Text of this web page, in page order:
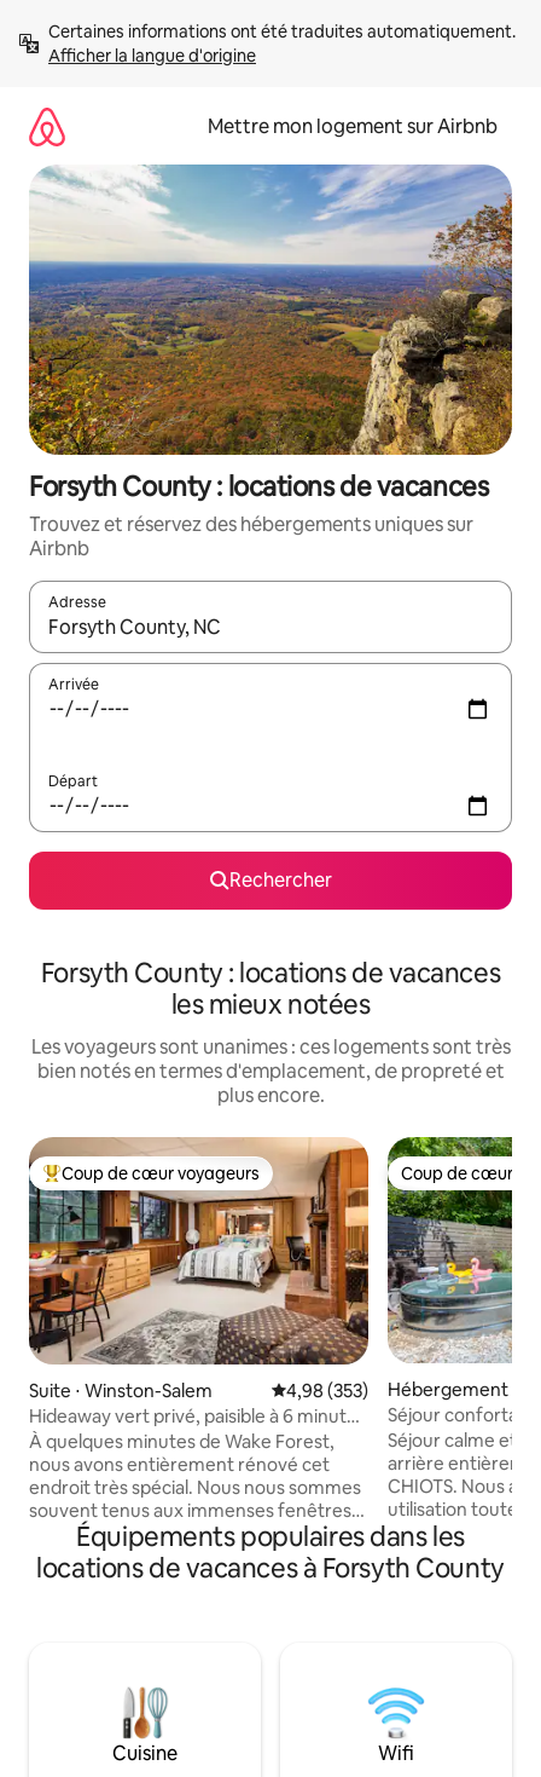
directement
Afficher la langue d'origine
Mettre mon logement sur Airbnb
Forsyth County : locations de vacances
Trouvez et réservez des hébergements uniques sur
Airbnb
Adresse
Lorsque les résultats s'affichent, utilisez les flèches vers le
Arrivée
Départ
Rechercher
Forsyth County : locations de vacances
les mieux notées
Les voyageurs sont unanimes : ces logements sont très
bien notés en termes d'emplacement, de propreté et
plus encore.
Coups de cœur voyageurs les plus appréciés
Coup de cœur voyageurs
Suite ⋅ Winston-Salem Évaluation moyenne sur la
4,98 (353)
Hideaway vert privé, paisible à 6 minutes
de la WFU
À quelques minutes de Wake Forest,
nous avons entièrement rénové cet
endroit très spécial. Nous nous sommes
souvent tenus aux immenses fenêtres
de cet espace au rez-de-chaussée et
avons regardé des mères cerfs avec
leurs faons jouer dans la cour. Votre
entrée au rez-de-chaussée. Votre
cuisine dispose d'un évier de grande
taille, d'une cuisinière à induction, d'un
réfrigérateur, avec tous vos ustensiles
Coup de cœur
Coup de cœur
Hébergement ⋅
lem
Séjour
piscine et jacuzzi
Séjour calme et
arrière
CHIOTS. Nous avons un jacuzzi pour une
utilisation toute
Stock Tank
Un foyer pour se
dans le jardin
stress. Cuisine complète *
ferai de mon
disponible en
n'y ait un
Équipements populaires dans les
locations de vacances à Forsyth County
Cuisine Wifi